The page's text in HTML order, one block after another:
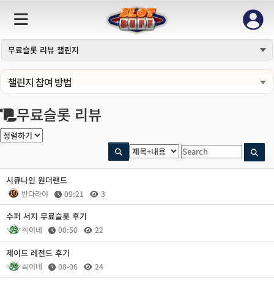
무료슬롯 리뷰 챌린지
챌린지 참여 방법
무료슬롯 리뷰
시큐나인 원더랜드
반다라이 09:21 3
수퍼 서지 무료슬롯 후기
즥이네 00:50 22
제이드 레전드 후기
즥이네 08-06 24